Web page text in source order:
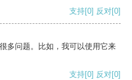
支持[0] 反对[0]
多问题。比如，我可以使用它来
支持[0] 反对[0]